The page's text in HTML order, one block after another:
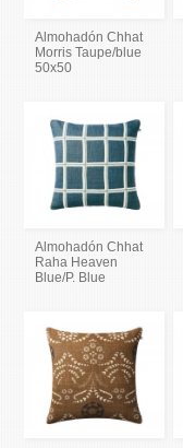
Almohadón Chhat
Morris Taupe/blue
50x50
Almohadón Chhat
Raha Heaven
Blue/P. Blue